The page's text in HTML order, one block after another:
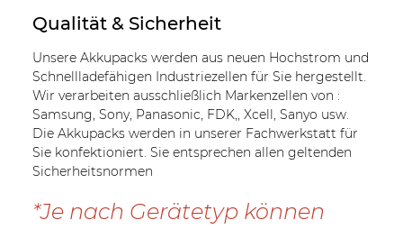
Qualität & Sicherheit
Unsere Akkupacks werden aus neuen Hochstrom und
Schnellladefähigen Industriezellen für Sie hergestellt.
Wir verarbeiten ausschließlich Markenzellen von :
Samsung, Sony, Panasonic, FDK,, Xcell, Sanyo usw.
Die Akkupacks werden in unserer Fachwerkstatt für
Sie konfektioniert. Sie entsprechen allen geltenden
Sicherheitsnormen
*Je nach Gerätetyp können